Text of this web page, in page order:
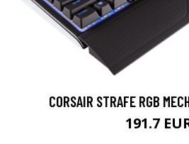
CORSAIR STRAFE RGB
191.7